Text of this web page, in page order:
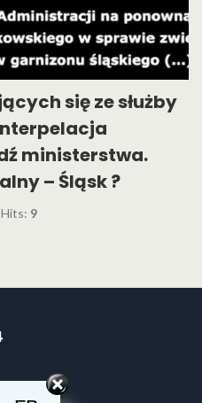
się ze służby
ministerstwa.
– Śląsk ?
9